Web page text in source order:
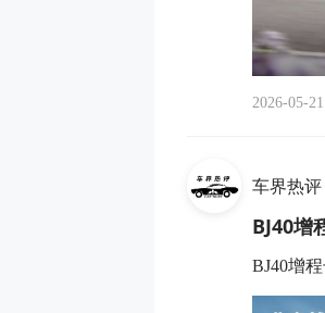
2026-05-21
车界热评
BJ40增
BJ40增